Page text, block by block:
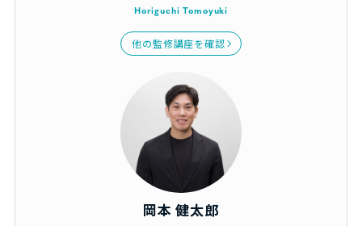
Horiguchi Tomoyuki
他の監修講座を確認
岡本 健太郎